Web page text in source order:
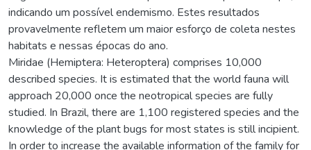
indicando um possível endemismo. Estes resultados
provavelmente refletem um maior esforço de coleta nestes
habitats e nessas épocas do ano.
Miridae (Hemiptera: Heteroptera) comprises 10,000
described species. It is estimated that the world fauna will
approach 20,000 once the neotropical species are fully
studied. In Brazil, there are 1,100 registered species and the
knowledge of the plant bugs for most states is still incipient.
In order to increase the available information of the family for